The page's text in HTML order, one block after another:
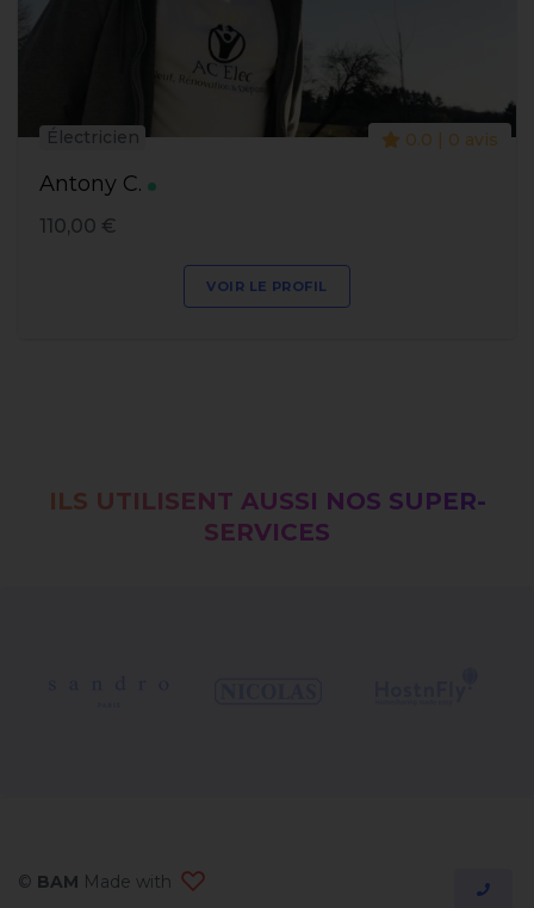
Antony C.
Électricien 0.0 | 0 avis
110,00 €
VOIR LE PROFIL
ILS UTILISENT AUSSI NOS SUPER-
SERVICES
© BAM Made with